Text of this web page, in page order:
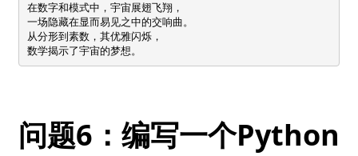
在数字和模式中，宇宙展翅飞翔，
一场隐藏在显而易见之中的交响曲。
从分形到素数，其优雅闪烁，
数学揭示了宇宙的梦想。
问题6：编写一个Python